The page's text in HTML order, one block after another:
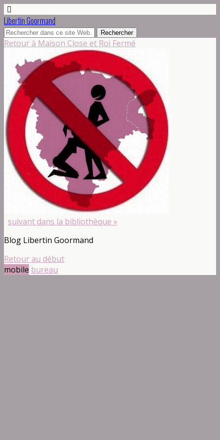
Libertin Goormand
Retour à Maison Close et Roi Fermé
suivant dans la bibliothèque »
Blog Libertin Goormand
Retour au début
mobile bureau